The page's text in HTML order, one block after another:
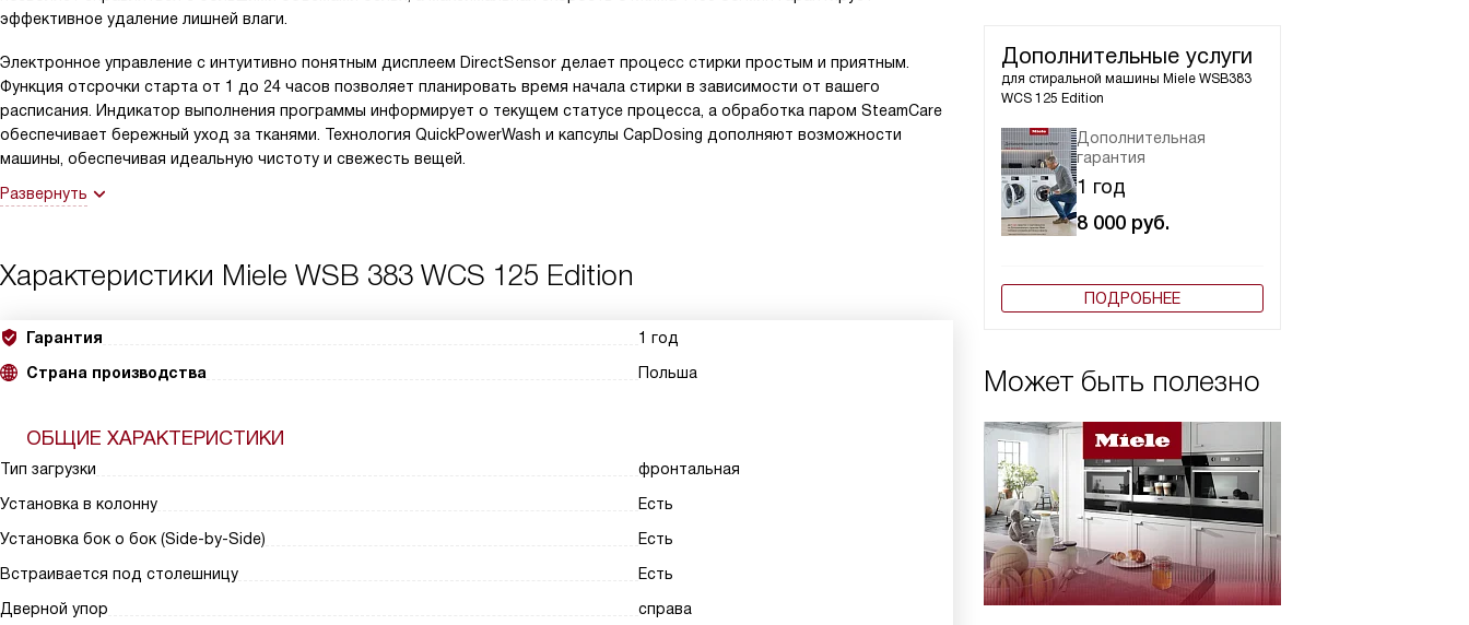
Дополнительные услуги
для стиральной машины Miele WSB383
WCS 125 Edition
Дополнительная
гарантия
1 год
8 000 руб.
ПОДРОБНЕЕ
Может быть полезно
эффективное удаление лишней влаги.
Электронное управление с интуитивно понятным дисплеем DirectSensor делает процесс стирки простым и приятным.
Функция отсрочки старта от 1 до 24 часов позволяет планировать время начала стирки в зависимости от вашего
расписания. Индикатор выполнения программы информирует о текущем статусе процесса, а обработка паром SteamCare
обеспечивает бережный уход за тканями. Технология QuickPowerWash и капсулы CapDosing дополняют возможности
машины, обеспечивая идеальную чистоту и свежесть вещей.
Развернуть
Характеристики Miele WSB 383 WCS 125 Edition
Гарантия
1 год
Страна производства
Польша
ОБЩИЕ ХАРАКТЕРИСТИКИ
Тип загрузки
фронтальная
Установка в колонну
Есть
Установка бок о бок (Side-by-Side)
Есть
Встраивается под столешницу
Есть
Дверной упор
справа